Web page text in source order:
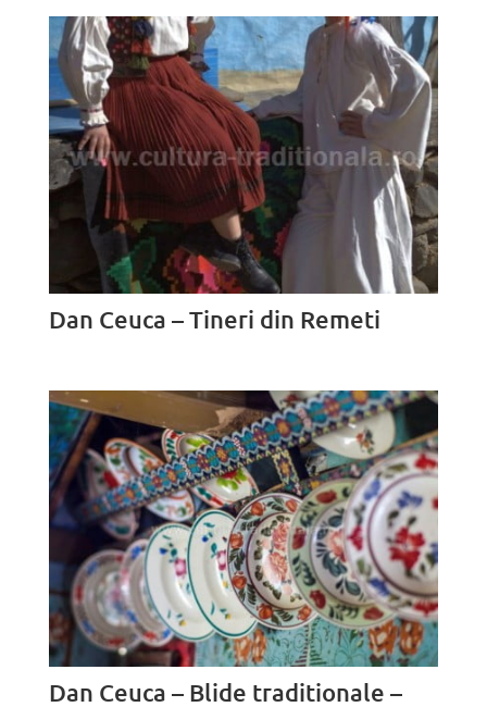
Dan Ceuca – Tineri din Remeti
Dan Ceuca – Blide traditionale –